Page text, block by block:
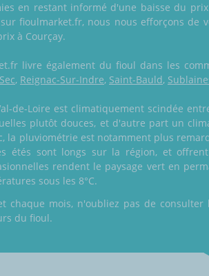
en restant informé d'une baisse du
fioulmarket.fr, nous nous efforçons de
à Courçay.
livre également du fioul dans les
, Reignac-Sur-Indre, Saint-Bauld,
de-Loire est climatiquement scindée
plutôt douces, et d'autre part un
la pluviométrie est notamment plus
étés sont longs sur la région, et
rendent le paysage vert en
sous les 8°C.
chaque mois, n'oubliez pas de
du fioul.